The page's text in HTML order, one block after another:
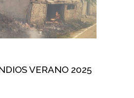
VERANO 2025